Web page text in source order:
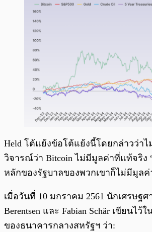
Held โต้แย้งข้อโต้แย้งนี้โดยกล่าวว่าไ
วิจารณ์ว่า Bitcoin ไม่มีมูลค่าที่แท้จริง
หลักของรัฐบาลของพวกเขาก็ไม่มีมูล
เมื่อวันที่ 10 มกราคม 2561 นักเศรษฐศ
Berentsen และ Fabian Schär เขียนไ
ของธนาคารกลางสหรัฐฯ ว่า: